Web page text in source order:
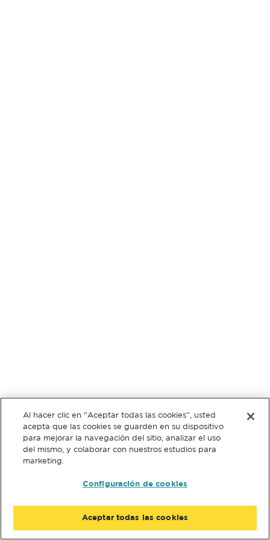
Al hacer clic en “Aceptar todas las cookies”, usted
acepta que las cookies se guarden en su dispositivo
para mejorar la navegación del sitio, analizar el uso
del mismo, y colaborar con nuestros estudios para
marketing.
Configuración de cookies
Aceptar todas las cookies